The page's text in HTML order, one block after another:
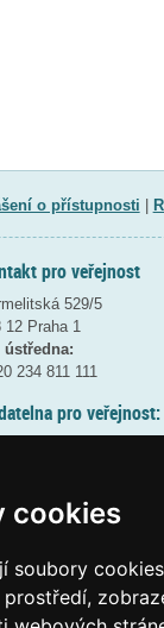
cookies
soubory
o přístupnosti
pro veřejnost
529/5
12 Praha 1
ústředna:
234 811 111
pro veřejnost:
informací
podatelna: